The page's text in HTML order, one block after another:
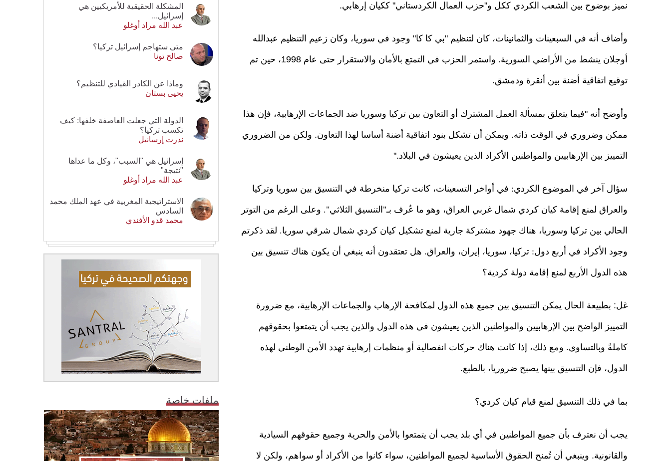
نميز بوضوح بين الشعب الكردي ككل و"حزب العمال الكردستاني" ككيان إرهابي.
وأضاف أنه في السبعينات والثمانينات، كان لتنظيم "بي كا كا" وجود في سوريا، وكان زعيم التنظيم عبدالله
أوجلان ينشط من الأراضي السورية. واستمر الحزب في التمتع بالأمان والاستقرار حتى عام 1998، حين تم
توقيع اتفاقية أضنة بين أنقرة ودمشق.
وأوضح أنه "فيما يتعلق بمسألة العمل المشترك أو التعاون بين تركيا وسوريا ضد الجماعات الإرهابية، فإن هذا
ممكن وضروري في الوقت ذاته. ويمكن أن تشكل بنود اتفاقية أضنة أساسا لهذا التعاون. ولكن من الضروري
التمييز بين الإرهابيين والمواطنين الأكراد الذين يعيشون في البلاد."
سؤال آخر في الموضوع الكردي: في أواخر التسعينات، كانت تركيا منخرطة في التنسيق بين سوريا وتركيا
والعراق لمنع إقامة كيان كردي شمال غربي العراق، وهو ما عُرف بـ"التنسيق الثلاثي". وعلى الرغم من التوتر
الحالي بين تركيا وسوريا، هناك جهود مشتركة جارية لمنع تشكيل كيان كردي شمال شرقي سوريا. لقد ذكرتم
وجود الأكراد في أربع دول: تركيا، سوريا، إيران، والعراق. هل تعتقدون أنه ينبغي أن يكون هناك تنسيق بين
هذه الدول الأربع لمنع إقامة دولة كردية؟
غل: بطبيعة الحال يمكن التنسيق بين جميع هذه الدول لمكافحة الإرهاب والجماعات الإرهابية، مع ضرورة
التمييز الواضح بين الإرهابيين والمواطنين الذين يعيشون في هذه الدول والذين يجب أن يتمتعوا بحقوقهم
كاملةً وبالتساوي. ومع ذلك، إذا كانت هناك حركات انفصالية أو منظمات إرهابية تهدد الأمن الوطني لهذه
الدول، فإن التنسيق بينها يصبح ضروريا، بالطبع.
بما في ذلك التنسيق لمنع قيام كيان كردي؟
يجب أن نعترف بأن جميع المواطنين في أي بلد يجب أن يتمتعوا بالأمن والحرية وجميع حقوقهم السيادية
والقانونية. وينبغي أن تُمنح الحقوق الأساسية لجميع المواطنين، سواء كانوا من الأكراد أو سواهم، ولكن لا
المشكلة الحقيقية للأمريكيين هي
إسرائيل...
عبد الله مراد أوغلو
متى ستهاجم إسرائيل تركيا؟
صالح تونا
وماذا عن الكادر القيادي للتنظيم؟
يحيى بستان
الدولة التي جعلت العاصفة خلفها: كيف
تكسب تركيا؟
ندرت إرسانيل
إسرائيل هي "السبب"، وكل ما عداها
"نتيجة"
عبد الله مراد أوغلو
الاستراتيجية المغربية في عهد الملك محمد
السادس
محمد قدو الأفندي
ملفات خاصة